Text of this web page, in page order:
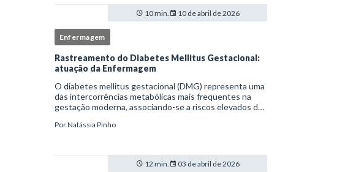
10 min. 10 de abril de 2026
Enfermagem
Rastreamento do Diabetes Mellitus Gestacional:
atuação da Enfermagem
O diabetes mellitus gestacional (DMG) representa uma
das intercorrências metabólicas mais frequentes na
gestação moderna, associando-se a riscos elevados de
identificado precocemente.Neste cenário, o enferm
PorNatássia Pinho
12 min. 03 de abril de 2026